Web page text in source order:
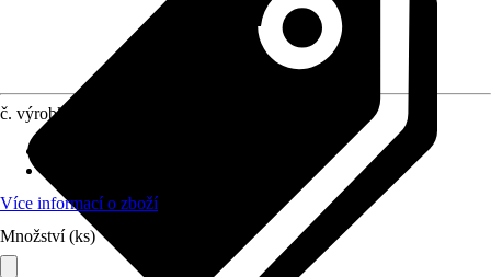
č. výrobku
Více informací o zboží
Množství (ks)